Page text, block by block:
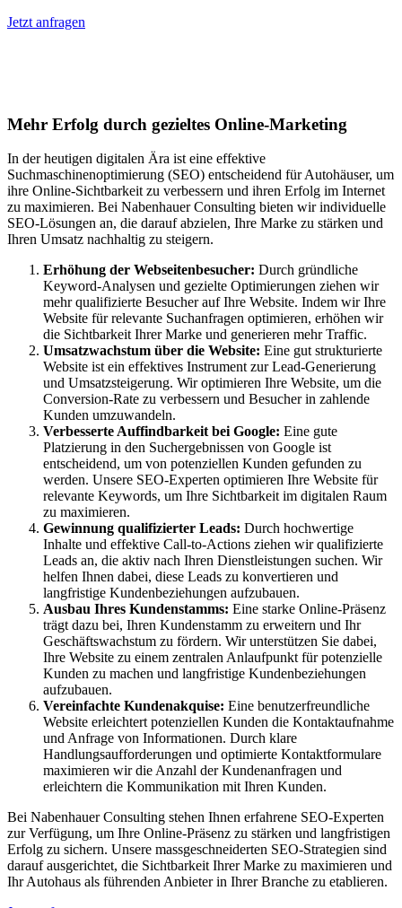
Jetzt anfragen
Mehr Erfolg durch gezieltes Online-Marketing
In der heutigen digitalen Ära ist eine effektive
Suchmaschinenoptimierung (SEO) entscheidend für Autohäuser, um
ihre Online-Sichtbarkeit zu verbessern und ihren Erfolg im Internet
zu maximieren. Bei Nabenhauer Consulting bieten wir individuelle
SEO-Lösungen an, die darauf abzielen, Ihre Marke zu stärken und
Ihren Umsatz nachhaltig zu steigern.
Erhöhung der Webseitenbesucher: Durch gründliche
Keyword-Analysen und gezielte Optimierungen ziehen wir
mehr qualifizierte Besucher auf Ihre Website. Indem wir Ihre
Website für relevante Suchanfragen optimieren, erhöhen wir
die Sichtbarkeit Ihrer Marke und generieren mehr Traffic.
Umsatzwachstum über die Website: Eine gut strukturierte
Website ist ein effektives Instrument zur Lead-Generierung
und Umsatzsteigerung. Wir optimieren Ihre Website, um die
Conversion-Rate zu verbessern und Besucher in zahlende
Kunden umzuwandeln.
Verbesserte Auffindbarkeit bei Google: Eine gute
Platzierung in den Suchergebnissen von Google ist
entscheidend, um von potenziellen Kunden gefunden zu
werden. Unsere SEO-Experten optimieren Ihre Website für
relevante Keywords, um Ihre Sichtbarkeit im digitalen Raum
zu maximieren.
Gewinnung qualifizierter Leads: Durch hochwertige
Inhalte und effektive Call-to-Actions ziehen wir qualifizierte
Leads an, die aktiv nach Ihren Dienstleistungen suchen. Wir
helfen Ihnen dabei, diese Leads zu konvertieren und
langfristige Kundenbeziehungen aufzubauen.
Ausbau Ihres Kundenstamms: Eine starke Online-Präsenz
trägt dazu bei, Ihren Kundenstamm zu erweitern und Ihr
Geschäftswachstum zu fördern. Wir unterstützen Sie dabei,
Ihre Website zu einem zentralen Anlaufpunkt für potenzielle
Kunden zu machen und langfristige Kundenbeziehungen
aufzubauen.
Vereinfachte Kundenakquise: Eine benutzerfreundliche
Website erleichtert potenziellen Kunden die Kontaktaufnahme
und Anfrage von Informationen. Durch klare
Handlungsaufforderungen und optimierte Kontaktformulare
maximieren wir die Anzahl der Kundenanfragen und
erleichtern die Kommunikation mit Ihren Kunden.
Bei Nabenhauer Consulting stehen Ihnen erfahrene SEO-Experten
zur Verfügung, um Ihre Online-Präsenz zu stärken und langfristigen
Erfolg zu sichern. Unsere massgeschneiderten SEO-Strategien sind
darauf ausgerichtet, die Sichtbarkeit Ihrer Marke zu maximieren und
Ihr Autohaus als führenden Anbieter in Ihrer Branche zu etablieren.